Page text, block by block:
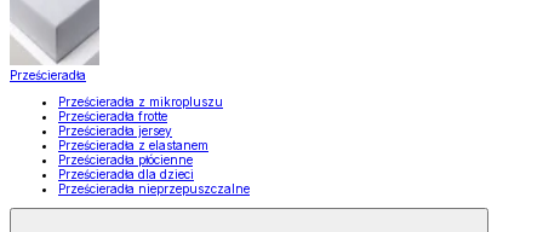
Prześcieradła
Prześcieradła z mikropluszu
Prześcieradła frotte
Prześcieradła jersey
Prześcieradła z elastanem
Prześcieradła płócienne
Prześcieradła dla dzieci
Prześcieradła nieprzepuszczalne